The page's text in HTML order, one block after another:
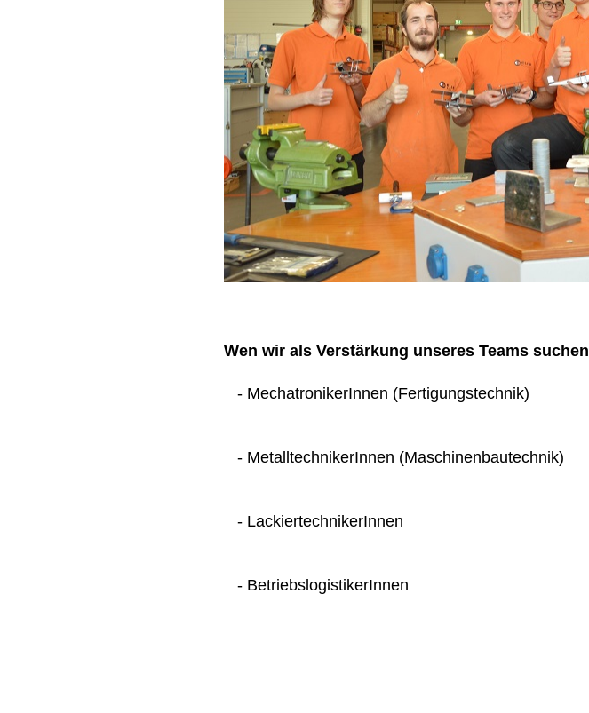
Wen wir als Verstärkung unseres Teams
- MechatronikerInnen (Fertigungstechnik)
- MetalltechnikerInnen (Maschinenbautechnik)
- LackiertechnikerInnen
- BetriebslogistikerInnen